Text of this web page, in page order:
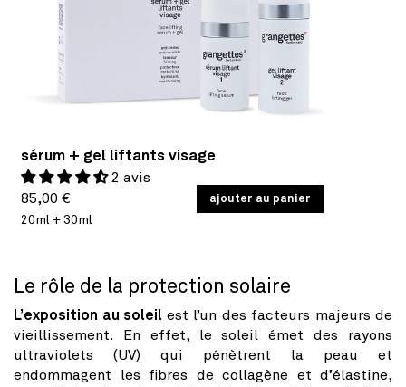
sérum + gel liftants visage
2 avis
Prix
habituel
85,00 €
PRIX
UNITAIRE
/
20ml + 30ml
ajouter au panier
Le rôle de la protection solaire
L’exposition au soleil est l’un des facteurs majeurs de
vieillissement. En effet, le soleil émet des rayons
ultraviolets (UV) qui pénètrent la peau et
endommagent les fibres de collagène et d’élastine,